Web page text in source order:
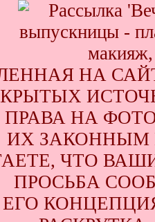
НА
ПРАВА НА
ИХ ЗАКОННЫМ
ЧТО
ПРОСЬБА
КОНЦЕПЦИЯ